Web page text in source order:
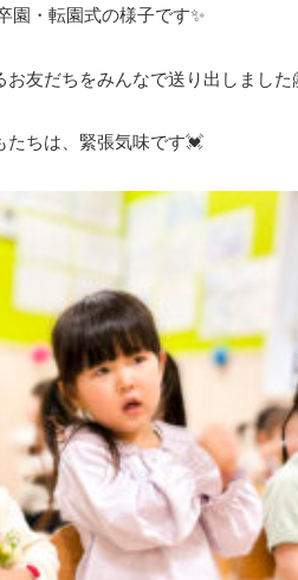
園・転園式の様子です✨
友だちをみんなで送り出しました
たちは、緊張気味です💓